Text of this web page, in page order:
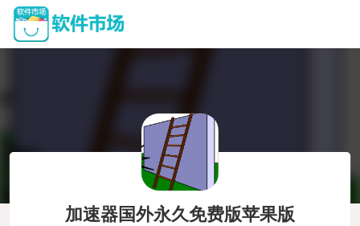
加速器国外永久免费版苹果版